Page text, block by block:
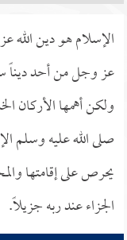
الإسلام هو دين الله
عز وجل من أحد ديناً
ولكن أهمها الأركان
صلى الله عليه وسلم
يحرص على إقامتها
الجزاء عند ربه جزيلاً.